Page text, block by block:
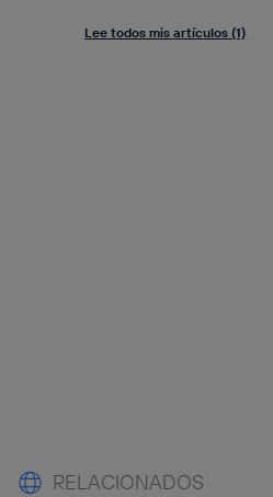
Lee todos mis artículos (1)
RELACIONADOS